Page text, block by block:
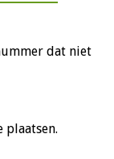
dat niet
plaatsen.